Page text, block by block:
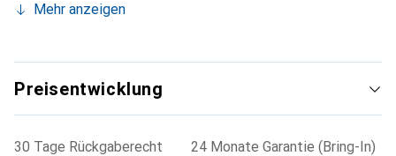
Mehr anzeigen
Preisentwicklung
30 Tage Rückgaberecht
24 Monate Garantie (Bring-In)